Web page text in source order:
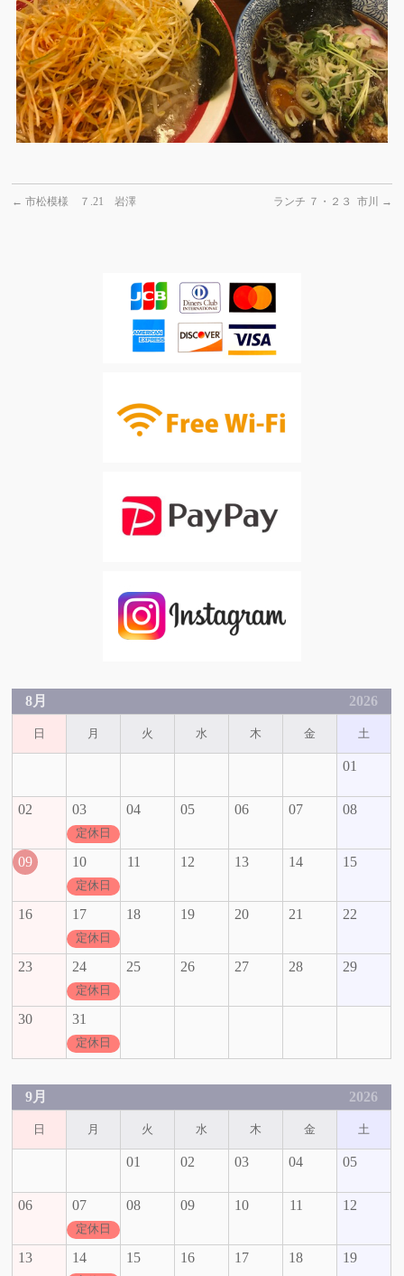
← 市松模様 ７.21 岩澤 ランチ ７・２３ 市川 →
8月 2026
日 月 火 水 木 金 土
01
02 03
定休日
04 05 06 07 08
09 10
定休日
11 12 13 14 15
16 17
定休日
18 19 20 21 22
23 24
定休日
25 26 27 28 29
30 31
定休日
9月 2026
日 月 火 水 木 金 土
01 02 03 04 05
06 07
定休日
08 09 10 11 12
13 14 15 16 17 18 19